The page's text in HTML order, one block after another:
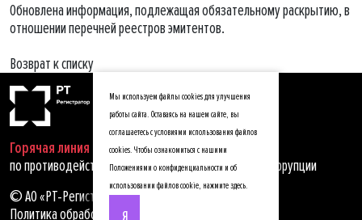
Обновлена информация, подлежащая обязательному раскрытию, в
отношении перечней реестров эмитентов.
Возврат к списку
Горячая линия
по противодействию мошенничеству, хищениям и коррупции
© АО «РТ-Регистратор», 2025
Политика обработки персональных данных
Мы используем файлы cookies для улучшения
работы сайта. Оставаясь на нашем сайте, вы
соглашаетесь с условиями использования файлов
cookies. Чтобы ознакомиться с нашими
Положениями о конфиденциальности и об
использовании файлов cookie, нажмите здесь.
Я